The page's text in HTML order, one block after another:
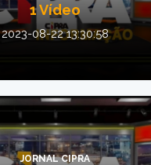
1 Vídeo
2023-08-22 13:30:58
JORNAL CIPRA